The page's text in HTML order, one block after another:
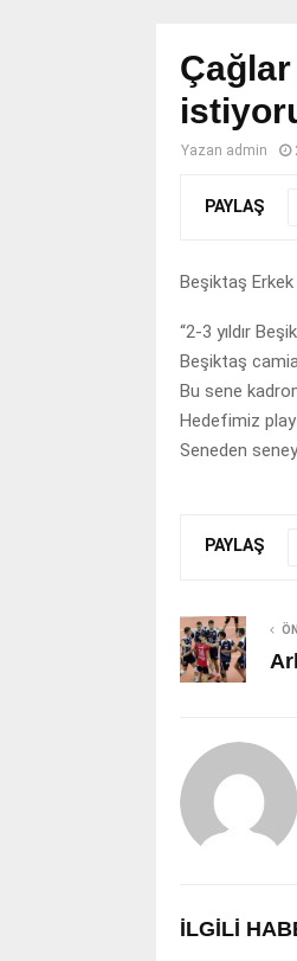
Çağlar
Yazan admin
PAYLAŞ
Beşiktaş
“2-3 yıldır
Beşiktaş
Bu sene
Hedefimiz
Seneden
PAYLAŞ
İLGILI